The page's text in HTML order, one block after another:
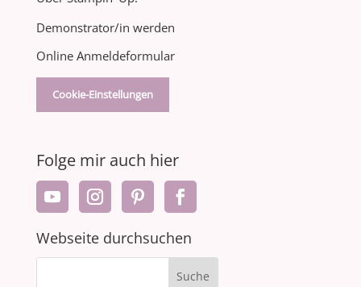
Demonstrator/in werden
Online Anmeldeformular
Cookie-Einstellungen
Folge mir auch hier
Webseite durchsuchen